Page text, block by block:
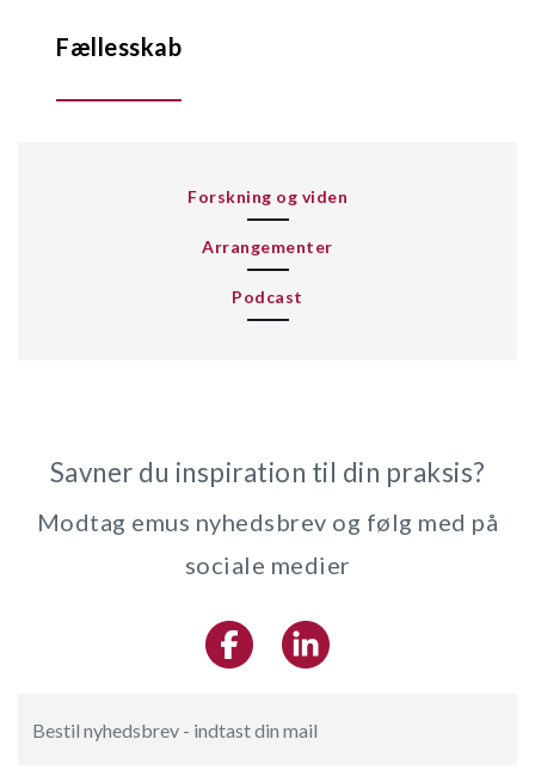
Fællesskab
Forskning og viden
Arrangementer
Podcast
Savner du inspiration til din praksis?
Modtag emus nyhedsbrev og følg med på
sociale medier